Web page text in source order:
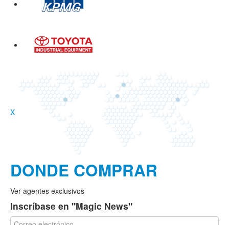
X
DONDE COMPRAR
Ver agentes exclusivos
Inscríbase en "Magic News"